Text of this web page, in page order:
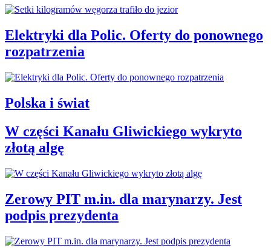
Elektryki dla Polic. Oferty do ponownego
rozpatrzenia
Polska i świat
W części Kanału Gliwickiego wykryto
złotą algę
Zerowy PIT m.in. dla marynarzy. Jest
podpis prezydenta